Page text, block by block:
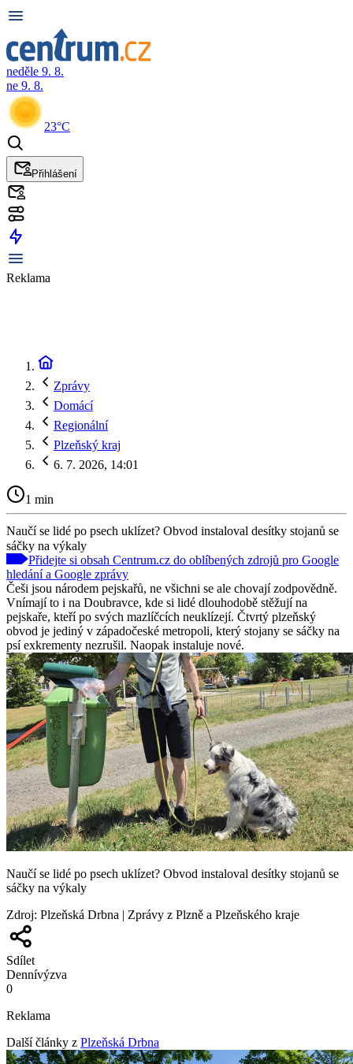
neděle 9. 8.
ne 9. 8.
23°C
Přihlášení
Reklama
Zprávy
Domácí
Regionální
Plzeňský kraj
6. 7. 2026, 14:01
1 min
Naučí se lidé po psech uklízet? Obvod instaloval desítky stojanů se
sáčky na výkaly
Přidejte si obsah Centrum.cz do oblíbených zdrojů pro Google
hledání a Google zprávy
Češi jsou národem pejskařů, ne všichni se ale chovají zodpovědně.
Vnímají to i na Doubravce, kde si lidé dlouhodobě stěžují na
pejskaře, kteří po svých mazlíčcích neuklízejí. Čtvrtý plzeňský
obvod je jediný v západočeské metropoli, který stojany se sáčky na
psí exkrementy nezrušil. Naopak instaluje nové.
Naučí se lidé po psech uklízet? Obvod instaloval desítky stojanů se
sáčky na výkaly
Zdroj: Plzeňská Drbna | Zprávy z Plzně a Plzeňského kraje
Sdílet
Dennívýzva
0
Reklama
Další články z Plzeňská Drbna